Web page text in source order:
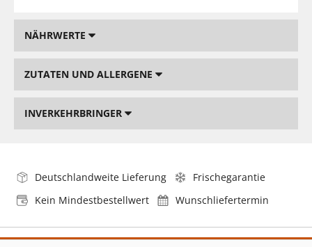
NÄHRWERTE
ZUTATEN UND ALLERGENE
INVERKEHRBRINGER
Deutschlandweite Lieferung
Frischegarantie
Kein Mindestbestellwert
Wunschliefertermin